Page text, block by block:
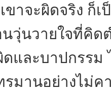
ดจริง ก็เป็น
นวุ่นวายใจที่คิ
และบาปกรรม
มานอย่างไม่